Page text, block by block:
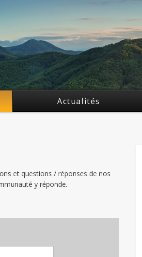
Actualités
et questions / réponses de nos
y réponde.